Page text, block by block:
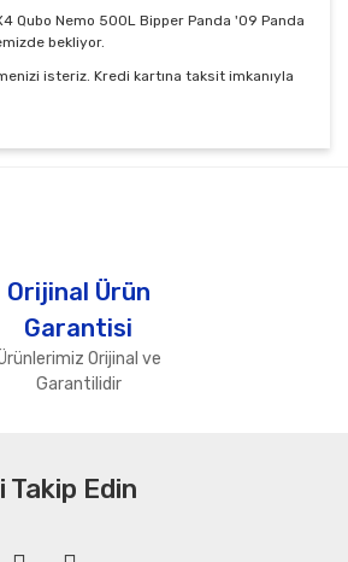
Qubo Nemo 500L Bipper Panda '09 Panda
bekliyor.
isteriz. Kredi kartına taksit imkanıyla
Orijinal Ürün
Garantisi
Orijinal ve
Garantilidir
Takip Edin